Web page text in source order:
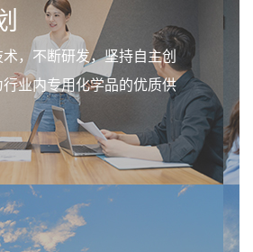
，不断研发，坚持自主创
业内专用化学品的优质供